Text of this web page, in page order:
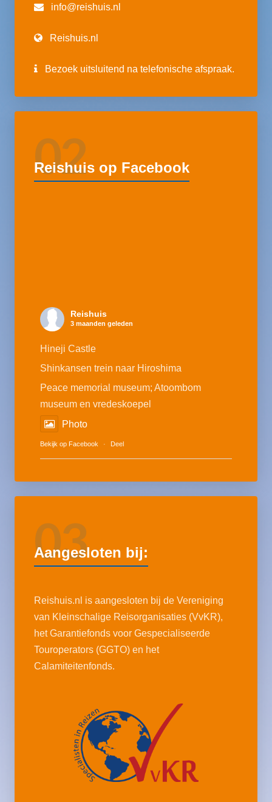
info@reishuis.nl
Reishuis.nl
Bezoek uitsluitend na telefonische afspraak.
02
Reishuis op Facebook
Reishuis
3 maanden geleden
Hineji Castle
Shinkansen trein naar Hiroshima
Peace memorial museum; Atoombom
museum en vredeskoepel
Photo
Bekijk op Facebook · Deel
03
Aangesloten bij:
Reishuis.nl is aangesloten bij de Vereniging
van Kleinschalige Reisorganisaties (VvKR),
het Garantiefonds voor Gespecialiseerde
Touroperators (GGTO) en het
Calamiteitenfonds.